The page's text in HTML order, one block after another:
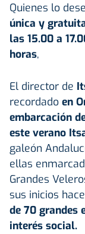
Quienes lo
única y
las 15.00 a
horas,
El director de
recordado en
embarcación
este verano
galeón
ellas
Grandes
sus inicios
de 70 grandes
interés social.